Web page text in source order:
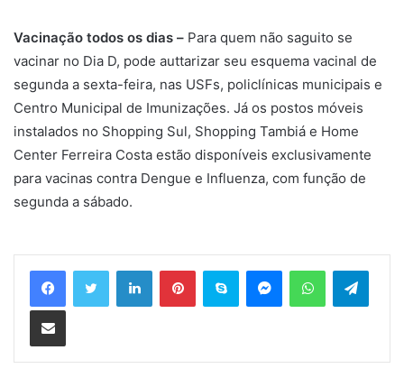
Vacinação todos os dias – Para quem não saguito se
vacinar no Dia D, pode auttarizar seu esquema vacinal de
segunda a sexta-feira, nas USFs, policlínicas municipais e
Centro Municipal de Imunizações. Já os postos móveis
instalados no Shopping Sul, Shopping Tambiá e Home
Center Ferreira Costa estão disponíveis exclusivamente
para vacinas contra Dengue e Influenza, com função de
segunda a sábado.